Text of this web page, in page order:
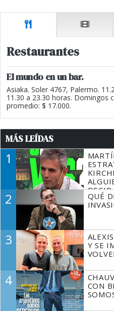
Restaurantes
El mundo en un bar.
Asiaka. Soler 4767, Palermo.
11.30 a 23.30 horas. Domingos
promedio: $ 17.000.
MÁS LEÍDAS
1
TIENE
2
QUÉ
3
Y SE
4
CON